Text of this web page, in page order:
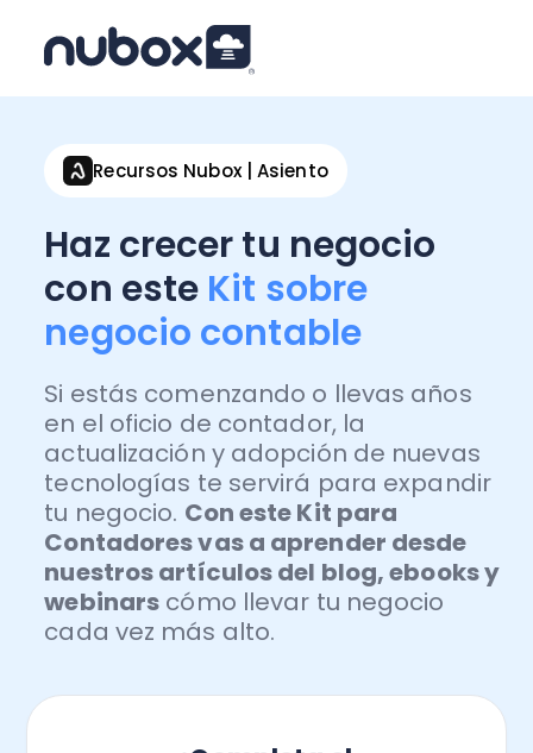
Recursos Nubox | Asiento
Haz crecer tu negocio
con este Kit sobre
negocio contable
Si estás comenzando o llevas años
en el oficio de contador, la
actualización y adopción de nuevas
tecnologías te servirá para expandir
tu negocio. Con este Kit para
Contadores vas a aprender desde
nuestros artículos del blog, ebooks y
webinars cómo llevar tu negocio
cada vez más alto.